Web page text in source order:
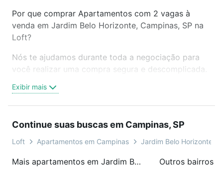
Por que comprar Apartamentos com 2 vagas à
venda em Jardim Belo Horizonte, Campinas, SP na
Loft?
Nós te ajudamos durante toda a negociação para
você realizar uma compra segura e descomplicada.
trabalho e do metrô, aqui você vai encontrar a
oferta ideal de Apartamentos com 2 vagas à venda
conquistar seu sonho. Agende uma visita presencial
ou por videochamada, é grátis, sem compromisso e
imobiliárias te ajudando na compra, venda ou troca
Exibir mais
Continue suas buscas em Campinas, SP
Loft Apartamentos em Campinas Jardim Belo Horizonte
Mais apartamentos em Jardim Belo Horizonte Outros bairros